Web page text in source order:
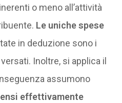
o meno all’attività
Le uniche spese
in deduzione sono i
versati. Inoltre, si applica il
assumono
effettivamente